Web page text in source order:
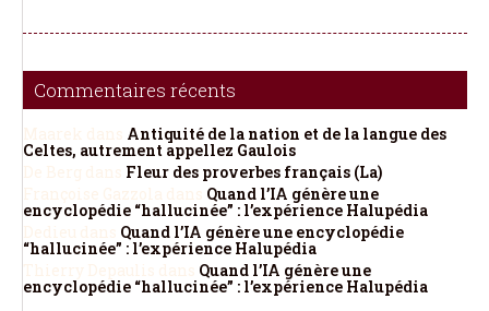
Commentaires récents
Antiquité de la nation et de la langue des
Celtes, autrement appellez Gaulois
Fleur des proverbes français (La)
Quand l’IA génère une
encyclopédie “hallucinée” : l’expérience Halupédia
Quand l’IA génère une encyclopédie
“hallucinée” : l’expérience Halupédia
Quand l’IA génère une
encyclopédie “hallucinée” : l’expérience Halupédia